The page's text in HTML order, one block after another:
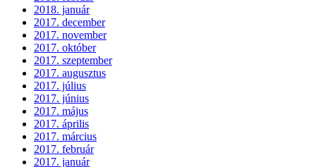
2018. január
2017. december
2017. november
2017. október
2017. szeptember
2017. augusztus
2017. július
2017. június
2017. május
2017. április
2017. március
2017. február
2017. január